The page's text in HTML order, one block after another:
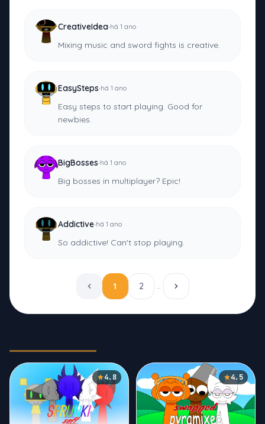
CreativeIdea·há 1 ano
Mixing music and sword fights is creative.
EasySteps·há 1 ano
Easy steps to start playing. Good for
newbies.
BigBosses·há 1 ano
Big bosses in multiplayer? Epic!
Addictive·há 1 ano
So addictive! Can't stop playing.
1 2 …
4.8 4.5